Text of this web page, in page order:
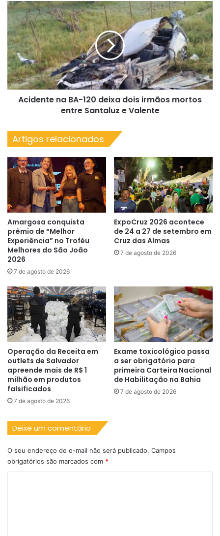
de
bandeira
vermelha
Acidente
na
BA-
120
deixa
dois
irmãos
mortos
entre
Santaluz
Acidente na BA-120 deixa dois irmãos mortos
entre Santaluz e Valente
Artigos relacionados
Amargosa conquista
prêmio de “Melhor
Experiência” no Troféu
Melhores do São João
2026
7 de agosto de 2026
ExpoCruz 2026 acontece
de 24 a 27 de setembro em
Cruz das Almas
7 de agosto de 2026
Operação da Receita em
outlets de Salvador
apreende mais de R$ 1
milhão em produtos
falsificados
7 de agosto de 2026
Exame toxicológico passa
a ser obrigatório para
primeira Carteira Nacional
de Habilitação na Bahia
7 de agosto de 2026
Deixe um comentário
O seu endereço de e-mail não será publicado. Campos
obrigatórios são marcados com *